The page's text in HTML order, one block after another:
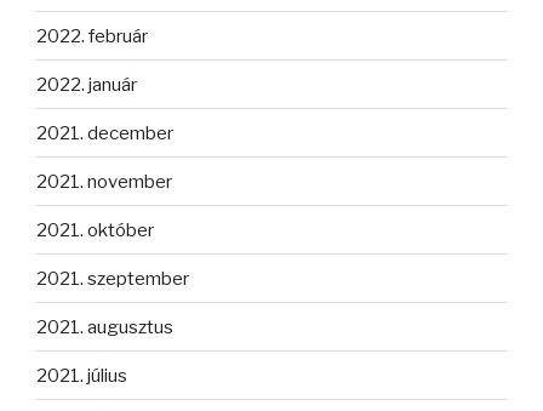
2022. február
2022. január
2021. december
2021. november
2021. október
2021. szeptember
2021. augusztus
2021. július